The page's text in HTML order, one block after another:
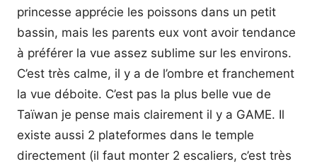
princesse apprécie les poissons dans un petit
bassin, mais les parents eux vont avoir tendance
à préférer la vue assez sublime sur les environs.
C’est très calme, il y a de l’ombre et franchement
la vue déboite. C’est pas la plus belle vue de
Taïwan je pense mais clairement il y a GAME. Il
existe aussi 2 plateformes dans le temple
directement (il faut monter 2 escaliers, c’est très